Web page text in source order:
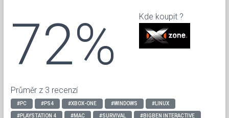
72%
Průměr z 3 recenzí
Kde koupit ?
#PC #PS4 #XBOX-ONE #WINDOWS #LINUX
#PLAYSTATION 4 #MAC #SURVIVAL #BIGBEN INTERACTIVE‬